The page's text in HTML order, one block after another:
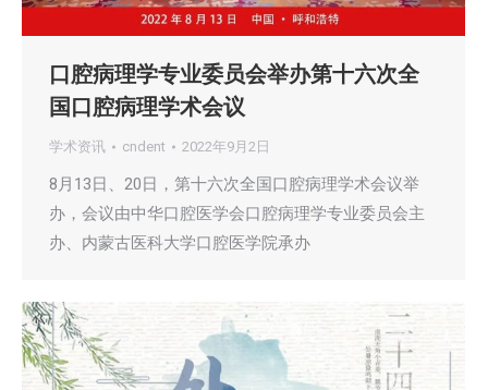
口腔病理学专业委员会举办第十六次全
国口腔病理学术会议
学术资讯 cndent 2022年9月2日
8月13日、20日，第十六次全国口腔病理学术会议举
办，会议由中华口腔医学会口腔病理学专业委员会主
办、内蒙古医科大学口腔医学院承办